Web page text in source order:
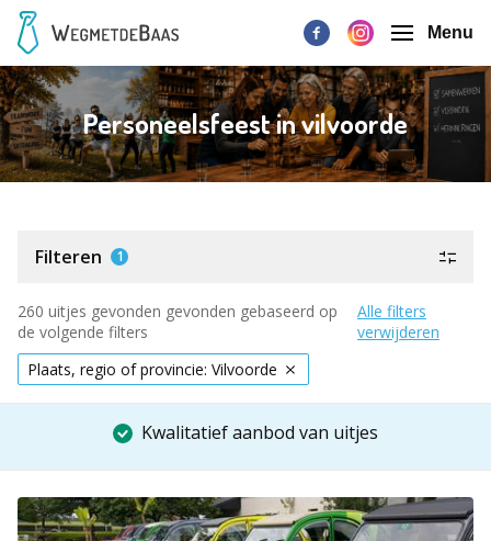
Menu
Personeelsfeest in vilvoorde
Filteren 1
260 uitjes gevonden gevonden gebaseerd op
de volgende filters
Alle filters
verwijderen
Plaats, regio of provincie: Vilvoorde
Kwalitatief aanbod van uitjes